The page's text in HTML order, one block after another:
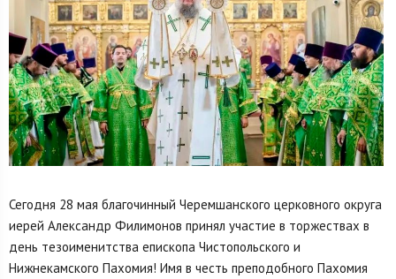
Сегодня 28 мая благочинный Черемшанского церковного округа
иерей Александр Филимонов принял участие в торжествах в
день тезоименитства епископа Чистопольского и
Нижнекамского Пахомия! Имя в честь преподобного Пахомия